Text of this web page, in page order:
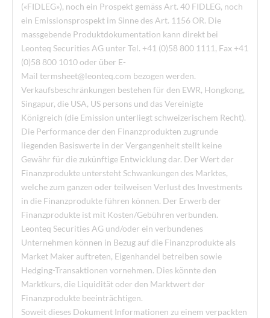
(«FIDLEG»), noch ein Prospekt gemäss Art. 40 FIDLEG, noch
ein Emissionsprospekt im Sinne des Art. 1156 OR. Die
massgebende Produktdokumentation kann direkt bei
Leonteq Securities AG unter Tel. +41 (0)58 800 1111, Fax +41
(0)58 800 1010 oder über E-
Mail termsheet@leonteq.com bezogen werden.
Verkaufsbeschränkungen bestehen für den EWR, Hongkong,
Singapur, die USA, US persons und das Vereinigte
Königreich (die Emission unterliegt schweizerischem Recht).
Die Performance der den Finanzprodukten zugrunde
liegenden Basiswerte in der Vergangenheit stellt keine
Gewähr für die zukünftige Entwicklung dar. Der Wert der
Finanzprodukte untersteht Schwankungen des Marktes,
welche zum ganzen oder teilweisen Verlust des Investments
in die Finanzprodukte führen können. Der Erwerb der
Finanzprodukte ist mit Kosten/Gebühren verbunden.
Leonteq Securities AG und/oder ein verbundenes
Unternehmen können in Bezug auf die Finanzprodukte als
Market Maker auftreten, Eigenhandel betreiben sowie
Hedging-Transaktionen vornehmen. Dies könnte den
Marktkurs, die Liquidität oder den Marktwert der
Finanzprodukte beeinträchtigen.
Soweit dieses Dokument Informationen zu einem verpackten